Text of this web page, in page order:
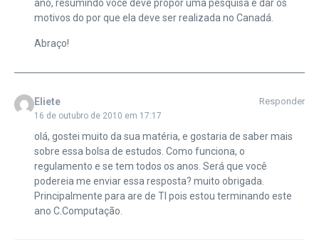
ano, resumindo você deve propor uma pesquisa e dar os
motivos do por que ela deve ser realizada no Canadá.
Abraço!
Eliete
16 de outubro de 2010 em 17:17
Responder
olá, gostei muito da sua matéria, e gostaria de saber mais
sobre essa bolsa de estudos. Como funciona, o
regulamento e se tem todos os anos. Será que você
podereia me enviar essa resposta? muito obrigada.
Principalmente para are de TI pois estou terminando este
ano C.Computação.